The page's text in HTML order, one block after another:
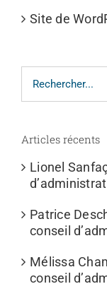
Site de
Articles récents
Lionel
Patrice
conseil
Mélissa
conseil